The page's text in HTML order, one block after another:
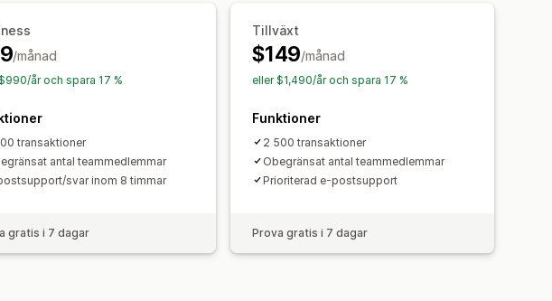
IOSS och OSS (EU)
USA (omsättningsskatt)
skatteregistrering
/månad
år och spara 17 %
transaktioner
antal teammedlemmar
svar inom 8 timmar
gratis i 7 dagar
Tillväxt
$149/månad
eller $1,490/år och spara 17 %
Funktioner
2 500 transaktioner
Obegränsat antal teammedlemmar
Prioriterad e-postsupport
Prova gratis i 7 dagar